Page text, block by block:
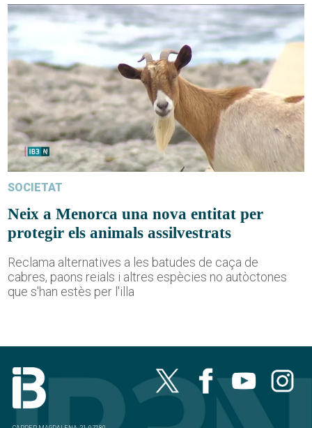
SOCIETAT
Neix a Menorca una nova entitat per
protegir els animals assilvestrats
Reclama alternatives a les batudes de caça de
cabres, paons reials i altres espècies no autòctones
que s'han estès per l'illa